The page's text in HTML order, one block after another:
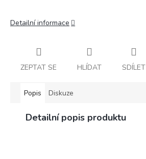
Detailní informace
ZEPTAT SE HLÍDAT SDÍLET
Popis Diskuze
Detailní popis produktu